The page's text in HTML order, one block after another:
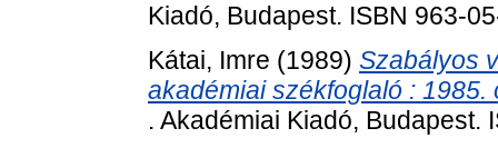
Kiadó, Budapest. ISBN 963-
Kátai, Imre (1989) Szabályos
akadémiai székfoglaló : 1985.
. Akadémiai Kiadó, Budapest.